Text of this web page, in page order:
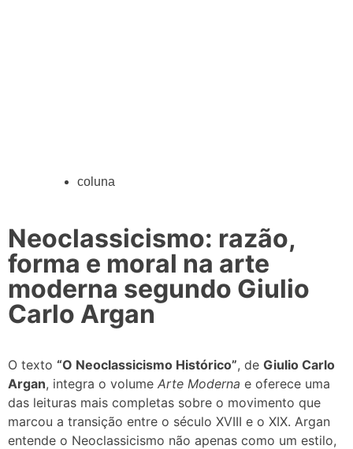
coluna
Neoclassicismo: razão,
forma e moral na arte
moderna segundo Giulio
Carlo Argan
O texto “O Neoclassicismo Histórico”, de Giulio Carlo
Argan, integra o volume Arte Moderna e oferece uma
das leituras mais completas sobre o movimento que
marcou a transição entre o século XVIII e o XIX. Argan
entende o Neoclassicismo não apenas como um estilo,